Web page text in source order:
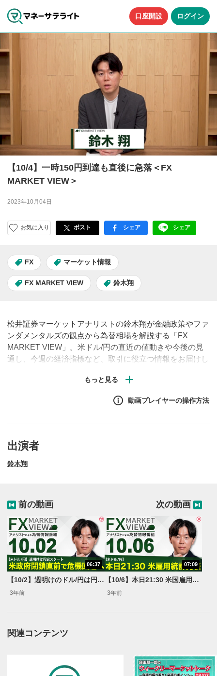
口座開設 ログイン
【10/4】一時150円到達も直後に急落＜FX
MARKET VIEW＞
2023年10月04日
お気に入り ポスト facebook
シェア LINE
シェア
FX マーケット情報
FX MARKET VIEW 鈴木翔
松井証券マーケットアナリストの鈴木翔が金融政策やファ
ンダメンタルズの観点から為替相場を解説する「FX
MARKET VIEW」。米ドル/円の直近の値動きや今後の見
通し、今週の経済指標など、取引に役立つ情報をお届けし
動画プレイヤーの操作方法
1
動画再生エリア
動画再生エリアにマウスを乗せると表示されます。
動画を再生または一時停止します。
出演者
鈴木翔
前の動画
06:37
【10/2】週明けのドル/円は円安スタート 米政府閉鎖直前で危機回避へ＜FX MARKET VIEW＞
3年前
次の動画
07:09
【10/6】本日21:30 米国雇用統計発表＜FX MARKET VIEW＞
3年前
関連コンテンツ